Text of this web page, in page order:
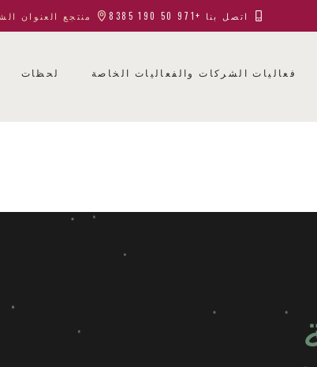
اتصل بنا +971 50 190 8385 منتجع العنوان
لحظات فعاليات الشركات والفعاليات الخاصة